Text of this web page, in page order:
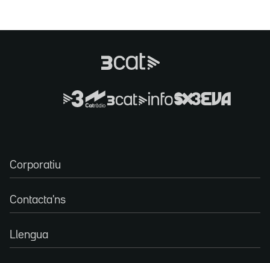
Corporatiu
Contacta'ns
Llengua